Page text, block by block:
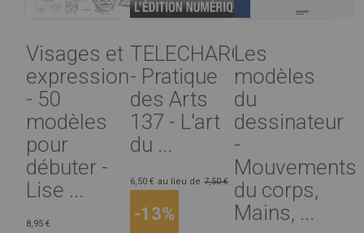
Visages et
expressions
- 50
modèles
pour
débuter -
Lise ...
8,95 €
TELECHARGEMENT
- Pratique
des Arts
137 - L'art
du ...
6,50 € au lieu de 7,50 €
-13%
Les
modèles
du
dessinateur
-
Mouvements
du corps,
Mains, ...